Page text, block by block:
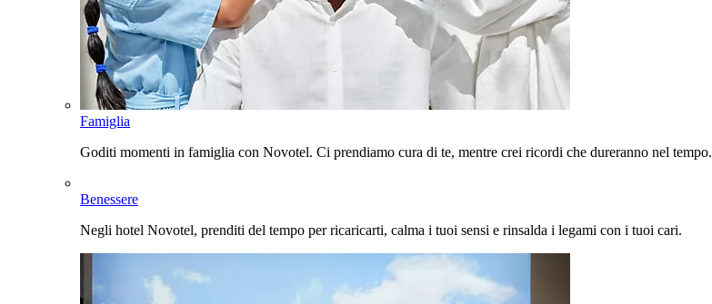
Famiglia
Goditi momenti in famiglia con Novotel. Ci prendiamo cura di te, mentre crei ricordi che dureranno nel tempo.
Benessere
Negli hotel Novotel, prenditi del tempo per ricaricarti, calma i tuoi sensi e rinsalda i legami con i tuoi cari.